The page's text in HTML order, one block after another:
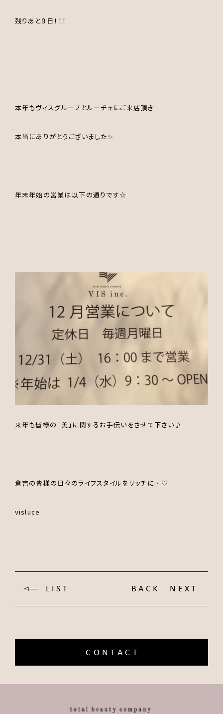
残りあと９日！！！
本年もヴィスグループとルーチェにご来店頂き
本当にありがとうございました✨
年末年始の営業は以下の通りです☆
来年も皆様の「美」に関するお手伝いをさせて下さい♪
倉吉の皆様の日々のライフスタイルをリッチに…♡
visluce
LIST BACK NEXT
CONTACT